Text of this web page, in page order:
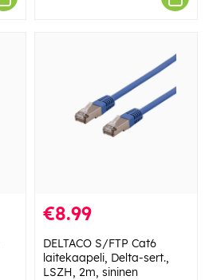
€8.99
DELTACO S/FTP Cat6
laitekaapeli, Delta-sert.,
LSZH, 2m, sininen